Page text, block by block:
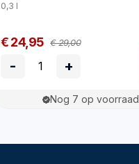
0,3 l
€ 24,95 € 29,00
- +
Nog 7 op voorraad